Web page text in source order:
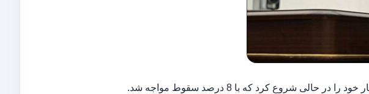
شروع کرد که با 8 درصد سقوط مواجه شد.